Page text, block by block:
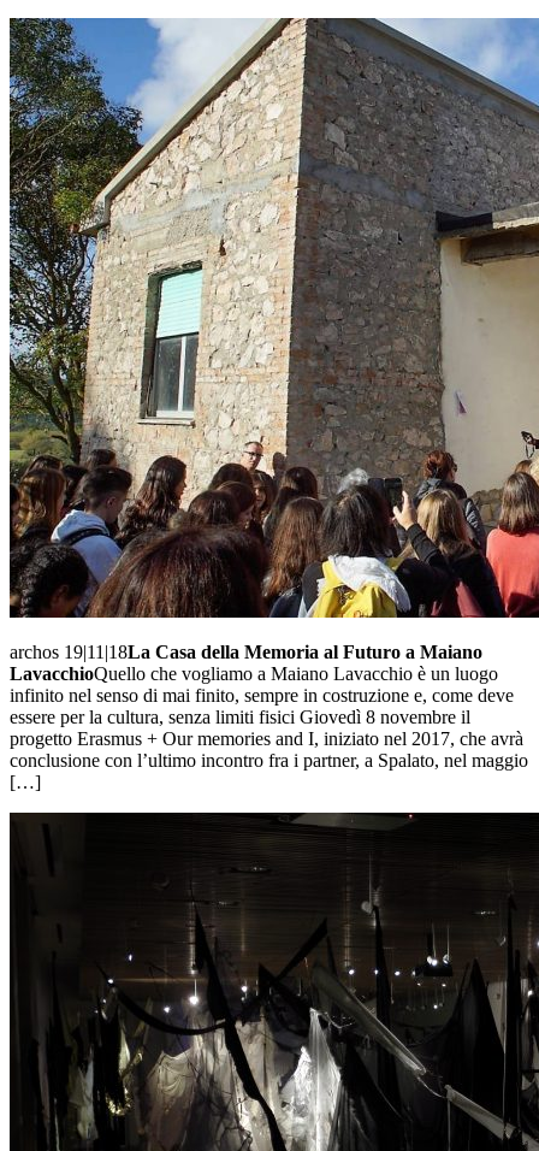
archos 19|11|18La Casa della Memoria al Futuro a Maiano
LavacchioQuello che vogliamo a Maiano Lavacchio è un luogo
infinito nel senso di mai finito, sempre in costruzione e, come deve
essere per la cultura, senza limiti fisici Giovedì 8 novembre il
progetto Erasmus + Our memories and I, iniziato nel 2017, che avrà
conclusione con l’ultimo incontro fra i partner, a Spalato, nel maggio
[…]